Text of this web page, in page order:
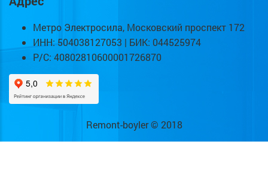
Метро Электросила, Московский проспект 172
ИНН: 504038127053 | БИК: 044525974
Р/С: 40802810600001726870
Remont-boyler © 2018